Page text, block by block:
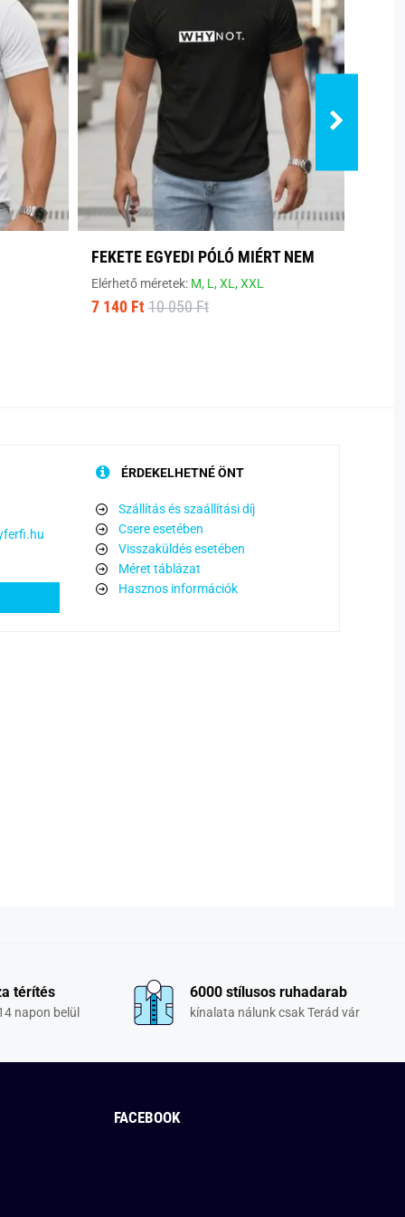
FEKETE EGYEDI PÓLÓ MIÉRT NEM
Elérhető méretek: M, L,XL,XXL
7 140 Ft 10 050 Ft
ÉRDEKELHETNÉ ÖNT
Szállítás és szaállítási díj
Csere esetében
Visszaküldés esetében
Méret táblázat
Hasznos információk
térítés
napon belül
6000 stílusos ruhadarab
kínalata nálunk csak Terád vár
FACEBOOK